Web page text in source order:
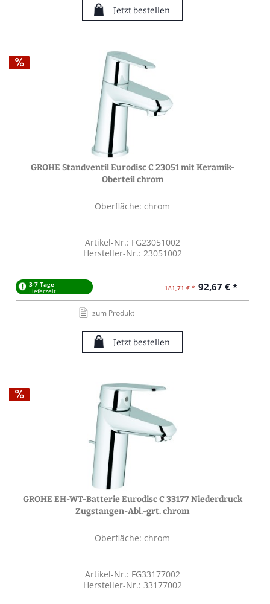
Jetzt bestellen
GROHE Standventil Eurodisc C 23051 mit Keramik-
Oberteil chrom
Oberfläche: chrom
Artikel-Nr.: FG23051002
Hersteller-Nr.: 23051002
3-7 Tage
Lieferzeit 181,71 € * 92,67 € *
zum Produkt
Jetzt bestellen
GROHE EH-WT-Batterie Eurodisc C 33177 Niederdruck
Zugstangen-Abl.-grt. chrom
Oberfläche: chrom
Artikel-Nr.: FG33177002
Hersteller-Nr.: 33177002